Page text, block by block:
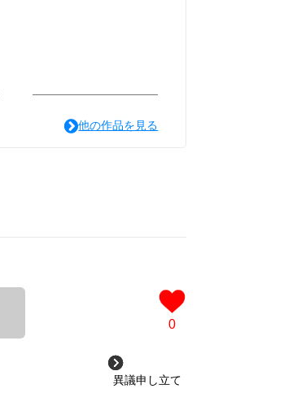
他の作品を見る
0
異議申し立て